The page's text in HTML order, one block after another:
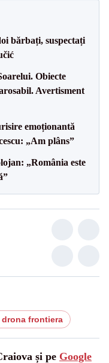
bărbați, suspectați
Obiecte
Avertisment
emoționantă
„Am plâns”
„România este
drona frontiera
și pe Google